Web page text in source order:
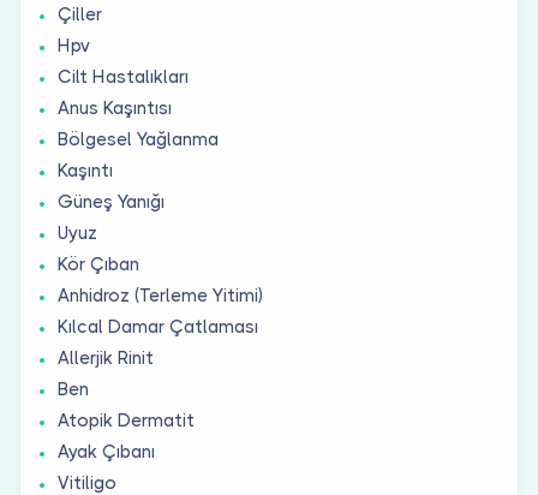
Çiller
Hpv
Cilt Hastalıkları
Anus Kaşıntısı
Bölgesel Yağlanma
Kaşıntı
Güneş Yanığı
Uyuz
Kör Çıban
Anhidroz (Terleme Yitimi)
Kılcal Damar Çatlaması
Allerjik Rinit
Ben
Atopik Dermatit
Ayak Çıbanı
Vitiligo